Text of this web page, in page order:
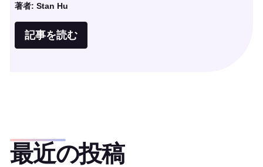
著者: Stan Hu
記事を読む
最近の投稿